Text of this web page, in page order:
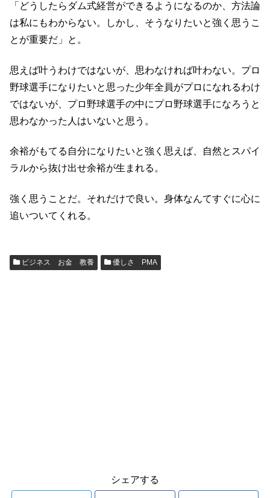
「どうしたらダム式経営ができるようになるのか、方法論
は私にもわからない。しかし、そうなりたいと強く思うこ
とが重要だ」と。
思えば叶うわけではないが、思わなければ叶わない。プロ
野球選手になりたいと思った少年全員がプロになれるわけ
ではないが、プロ野球選手の中にプロ野球選手になろうと
思わなかった人はいないと思う。
余裕がもてる自分になりたいと強く思えば、自然とスパイ
ラルから抜け出せ余裕が生まれる。
強く思うことだ。それだけで良い。身体なんてすぐに心に
追いついてくれる。
ビジネス お金 教養 優しさ PMA
シェアする